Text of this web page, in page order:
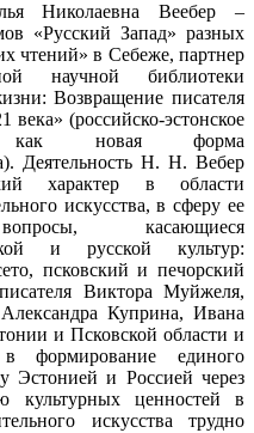
Николаевна Веебер –
«Русский Запад» разных
чтений» в Себеже, партнер
научной библиотеки
Возвращение писателя
(российско-эстонское
как новая форма
Деятельность Н. Н. Вебер
характер в области
искусства, в сферу ее
касающиеся
и русской культур:
псковский и печорский
Виктора Муйжеля,
Куприна, Ивана
и Псковской области и
единого
Эстонией и Россией через
культурных ценностей в
искусства трудно